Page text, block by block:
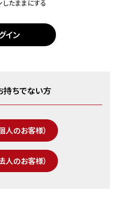
したままにする
持ちでない方
人のお客様）
人のお客様）